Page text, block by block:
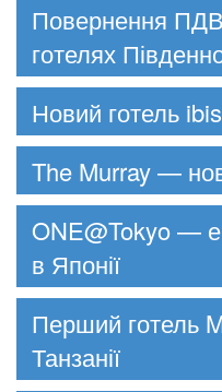
Повернення
готелях
Новий готель
The Murray —
ONE@Tokyo —
в Японії
Перший готель
Танзанії